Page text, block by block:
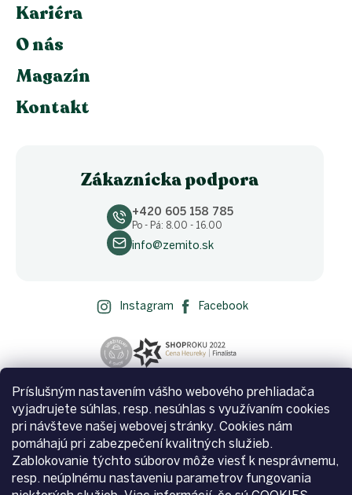
Príslušným nastavením vášho webového prehliadača
vyjadrujete súhlas, resp. nesúhlas s využívaním cookies
pri návšteve našej webovej stránky. Cookies nám
pomáhajú pri zabezpečení kvalitných služieb.
Zablokovanie týchto súborov môže viesť k nesprávnemu,
resp. neúplnému nastaveniu parametrov fungovania
Kariéra
O nás
Magazín
Kontakt
Zákaznícka podpora
+420 605 158 785
Po - Pá: 8.00 - 16.00
info@zemito.sk
Instagram Facebook
Vytvoril Shoptet